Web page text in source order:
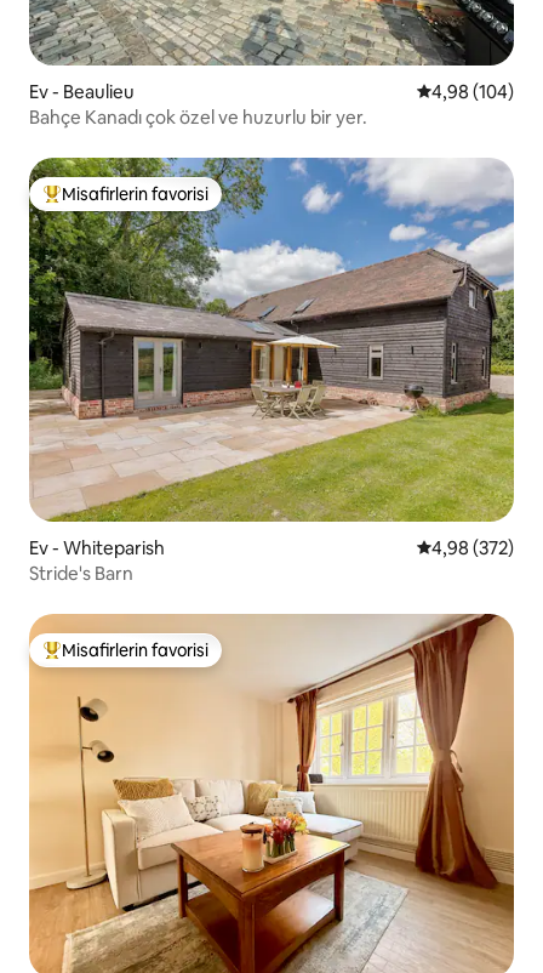
Ev - Beaulieu 5 üzerinden
4,98 (104)
Bahçe Kanadı çok özel ve huzurlu bir yer.
Misafirlerin favorilerinden en beğenilenler arasında
Misafirlerin favorisi
Ev - Whiteparish 5 üzerinden
4,98 (372)
Stride's Barn
Misafirlerin favorilerinden en beğenilenler arasında
Misafirlerin favorisi